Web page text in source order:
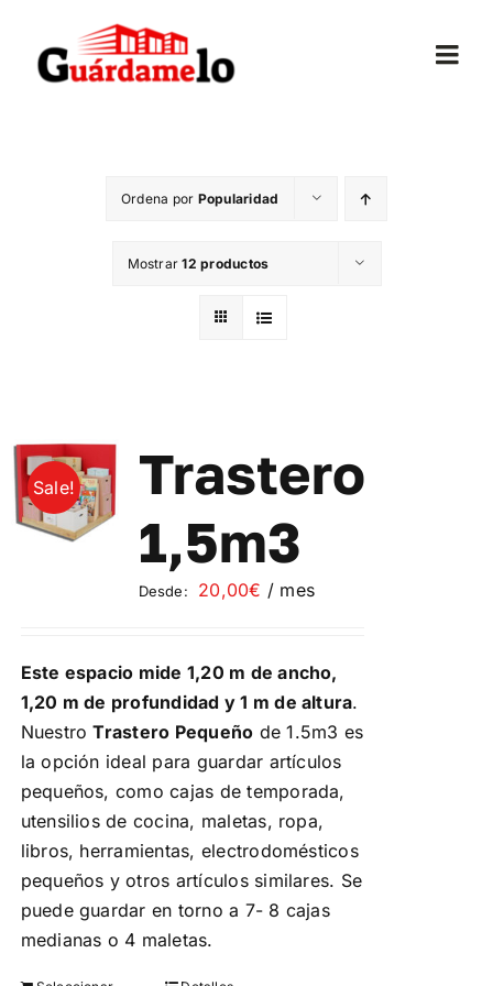
contenido
Conócenos
Contacto
Mi cuenta
Ordena por Popularidad
Mostrar12 productos
Sale!
Trastero
1,5m3
Desde: 20,00€ / mes
Este espacio mide 1,20 m de ancho,
1,20 m de profundidad y 1 m de altura.
NuestroTrastero Pequeño de 1.5m3 es
la opción ideal para guardar artículos
pequeños, como cajas de temporada,
utensilios de cocina, maletas, ropa,
libros, herramientas, electrodomésticos
pequeños y otros artículos similares. Se
puede guardar en torno a 7- 8 cajas
medianas o 4 maletas.